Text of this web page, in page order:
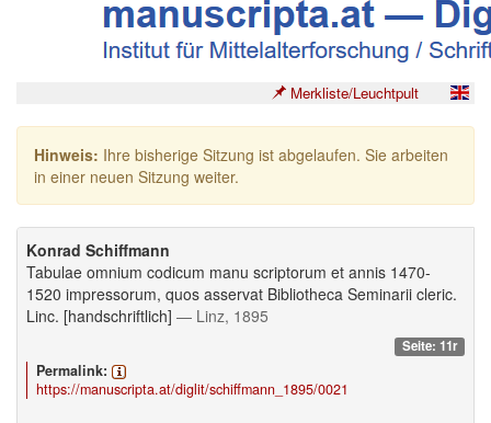
Merkliste/Leuchtpult
Hinweis: Ihre bisherige Sitzung ist abgelaufen. Sie arbeiten
in einer neuen Sitzung weiter.
Konrad Schiffmann
Tabulae omnium codicum manu scriptorum et annis 1470-
1520 impressorum, quos asservat Bibliotheca Seminarii cleric.
Linc. [handschriftlich] — Linz, 1895
Seite: 11r
Permalink:
https://manuscripta.at/diglit/schiffmann_1895/0021